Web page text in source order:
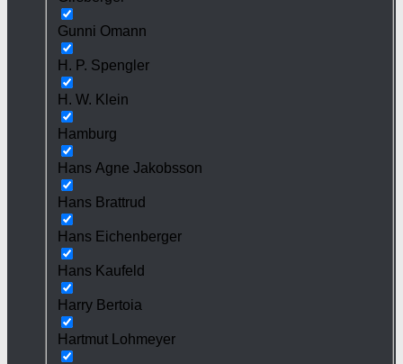
Gunni Omann
H. P. Spengler
H. W. Klein
Hamburg
Hans Agne Jakobsson
Hans Brattrud
Hans Eichenberger
Hans Kaufeld
Harry Bertoia
Hartmut Lohmeyer